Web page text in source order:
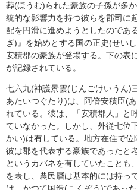
葬(ほうむ)られた豪族の子孫が多
統的な影響力を持つ彼らを郡司に
配を円滑に進めようとしたのであ
ぎ)』を始めとする国の正史(せい
安積郡の豪族が登場する。下の表
が記録されている。
七六九(神護景雲(じんごけいうん)
あたいつぐたり)は、阿倍安積臣(
れている。彼は、「安積郡人」と
ていなかった。しかし、外従七位
かい)は有している。地方在住で位
彼は郡を代表する豪族であったと
というカバネを有していたことも
を表し、農民層は基本的には持っ